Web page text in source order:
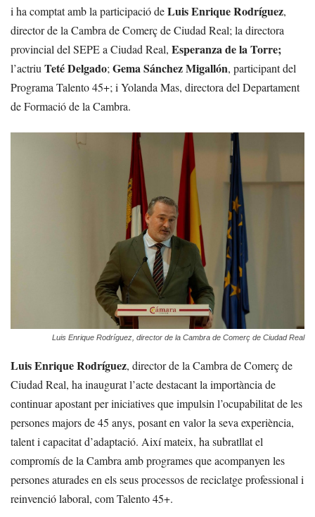
i ha comptat amb la participació deLuis Enrique Rodríguez,
director de la Cambra de Comerç de Ciudad Real; la directora
provincial del SEPE a Ciudad Real, Esperanza de la Torre;
l’actriu Teté Delgado; Gema Sánchez Migallón, participant del
Programa Talento 45+; i Yolanda Mas, directora del Departament
de Formació de la Cambra.
Luis Enrique Rodríguez, director de la Cambra de Comerç de Ciudad Real
Luis Enrique Rodríguez, director de la Cambra de Comerç de
Ciudad Real, ha inaugurat l’acte destacant la importància de
continuar apostant per iniciatives que impulsin l’ocupabilitat de les
persones majors de 45 anys, posant en valor la seva experiència,
talent i capacitat d’adaptació. Així mateix, ha subratllat el
compromís de la Cambra amb programes que acompanyen les
persones aturades en els seus processos de reciclatge professional i
reinvenció laboral, com Talento 45+.